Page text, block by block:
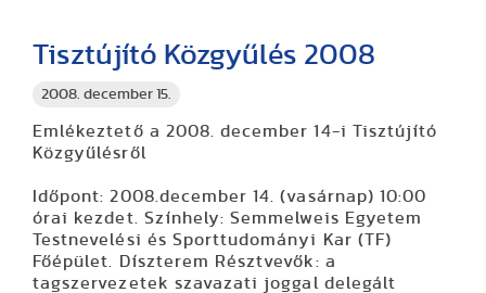
2008. december 15.
Tisztújító Közgyűlés 2008
Emlékeztető a 2008. december 14-i Tisztújító
Közgyűlésről
Időpont: 2008.december 14. (vasárnap) 10:00
órai kezdet. Színhely: Semmelweis Egyetem
Testnevelési és Sporttudományi Kar (TF)
Főépület. Díszterem Résztvevők: a
tagszervezetek szavazati joggal delegált